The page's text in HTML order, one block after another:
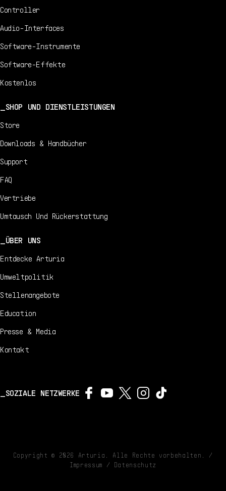
Controller
Audio-Interfaces
Software-Instrumente
Software-Effekte
Kostenlos
SHOP UND DIENSTLEISTUNGEN
Store
Downloads & Handbücher
Support
FAQ
Vertriebe
Umtausch Und Rückerstattung
ÜBER UNS
Entdecke Arturia
Umweltpolitik
Stellenangebote
Education
Presse & Media
Kontakt
SOZIALE NETZWERKE
Copyright © 2026
Arturia. Alle Rechte vorbehalten. /
Impressum / Datenschutz